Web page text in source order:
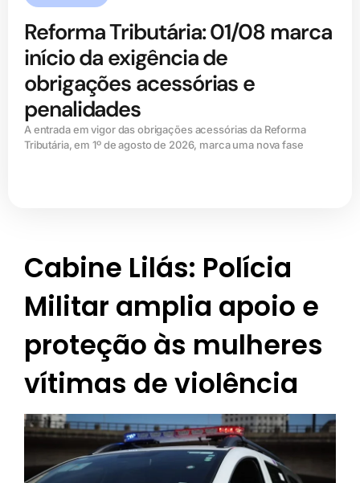
Reforma Tributária: 01/08 marca
início da exigência de
obrigações acessórias e
penalidades
A entrada em vigor das obrigações acessórias da Reforma
Tributária, em 1º de agosto de 2026, marca uma nova fase
Cabine Lilás: Polícia
Militar amplia apoio e
proteção às mulheres
vítimas de violência